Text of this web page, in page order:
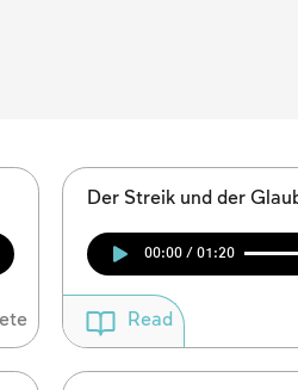
Der Streik und der
00:00 / 01:20
Read